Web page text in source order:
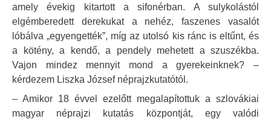
amely évekig kitartott a sifonérban. A sulykolástól
elgémberedett derekukat a nehéz, faszenes vasalót
lóbálva „egyengették”, míg az utolsó kis ránc is eltűnt, és
a kötény, a kendő, a pendely mehetett a szuszékba.
Vajon mindez mennyit mond a gyerekeinknek? –
kérdezem Liszka József néprajzkutatótól.
– Amikor 18 évvel ezelőtt megalapítottuk a szlovákiai
magyar néprajzi kutatás központját, egy valódi